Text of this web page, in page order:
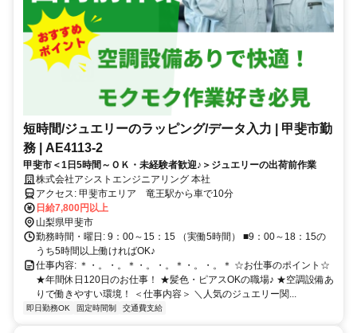
短時間/ジュエリーのラッピング/データ入力 | 甲斐市勤
務 | AE4113-2
甲斐市＜1日5時間～ＯＫ・未経験者歓迎♪＞ジュエリーの出荷前作業
株式会社アシストエンジニアリング 本社
アクセス: 甲斐市エリア 竜王駅から車で10分
日給7,800円以上
山梨県甲斐市
勤務時間・曜日: 9：00～15：15 （実働5時間） ■9：00～18：15の
うち5時間以上働ければOK♪
仕事内容: ＊・。・。＊・。・。＊・。・。＊ ☆お仕事のポイント☆
★年間休日120日のお仕事！ ★髪色・ピアスOKの職場♪ ★空調設備あ
りで働きやすい環境！ ＜仕事内容＞ ＼人気のジュエリー関...
即日勤務OK 固定時間制 交通費支給